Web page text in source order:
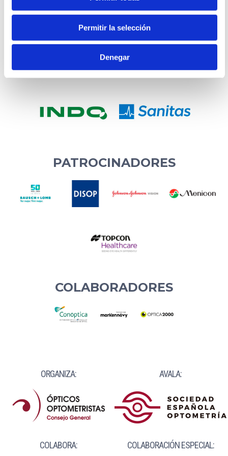
Permitir la selección
Denegar
PATROCINADORES
COLABORADORES
ORGANIZA: AVALA:
COLABORA: COLABORACIÓN ESPECIAL: